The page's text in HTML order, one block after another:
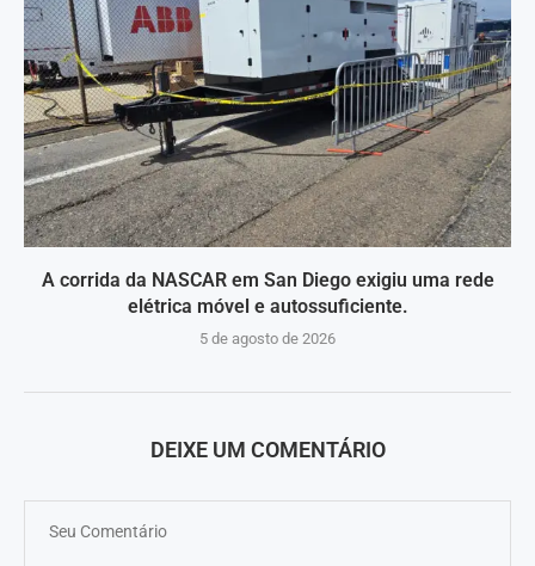
A corrida da NASCAR em San Diego exigiu uma rede
elétrica móvel e autossuficiente.
5 de agosto de 2026
DEIXE UM COMENTÁRIO